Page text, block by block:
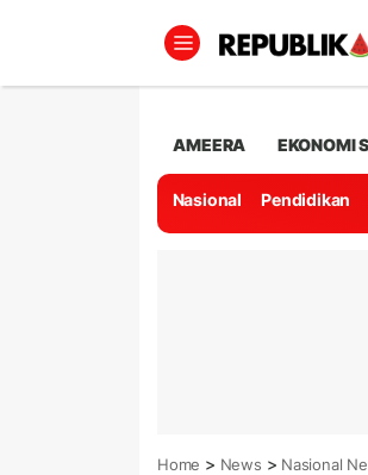
AMEERA EKONOMI
Nasional Pendidikan
Home > News > Nasional